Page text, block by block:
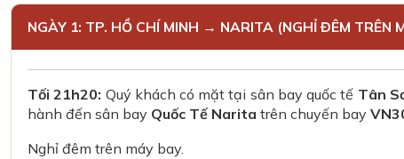
NGÀY 1: TP. HỒ CHÍ MINH → NARITA (NGHỈ ĐÊM TRÊN
Tối 21h20: Quý khách có mặt tại sân bay quốc tế Tân
hành đến sân bay Quốc Tế Narita trên chuyến bay
Nghỉ đêm trên máy bay.